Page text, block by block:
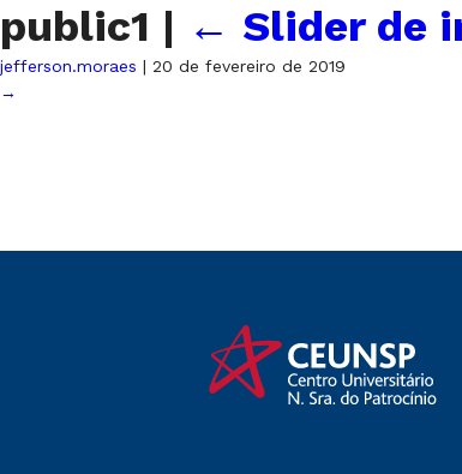
public1 | ← Slider de
jefferson.moraes | 20 de fevereiro de 2019
→